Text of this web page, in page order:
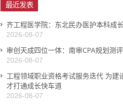
最近发表
齐工程医学院：东北民办医护本科成
2026-08-07
审创天成四位一体：南审CPA规划测评
2026-08-07
工程领域职业资格考试服务迭代 为建
才打通成长快车道
2026-08-07